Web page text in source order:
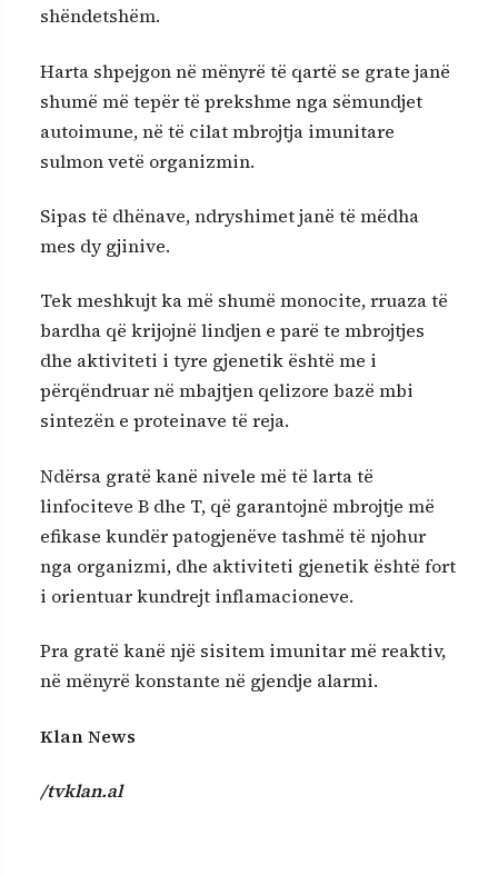
shëndetshëm.
Harta shpejgon në mënyrë të qartë se grate janë
shumë më tepër të prekshme nga sëmundjet
autoimune, në të cilat mbrojtja imunitare
sulmon vetë organizmin.
Sipas të dhënave, ndryshimet janë të mëdha
mes dy gjinive.
Tek meshkujt ka më shumë monocite, rruaza të
bardha që krijojnë lindjen e parë te mbrojtjes
dhe aktiviteti i tyre gjenetik është me i
përqëndruar në mbajtjen qelizore bazë mbi
sintezën e proteinave të reja.
Ndërsa gratë kanë nivele më të larta të
linfociteve B dhe T, që garantojnë mbrojtje më
efikase kundër patogjenëve tashmë të njohur
nga organizmi, dhe aktiviteti gjenetik është fort
i orientuar kundrejt inflamacioneve.
Pra gratë kanë një sisitem imunitar më reaktiv,
në mënyrë konstante në gjendje alarmi.
Klan News
/tvklan.al